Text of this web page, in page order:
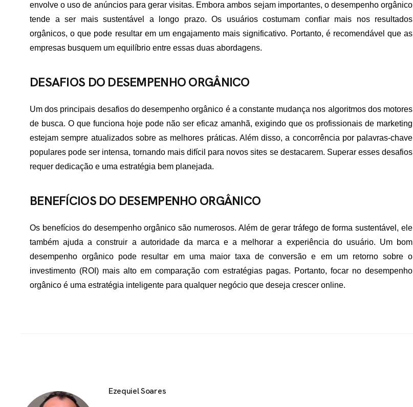
envolve o uso de anúncios para gerar visitas. Embora ambos sejam importantes, o desempenho orgânico
tende a ser mais sustentável a longo prazo. Os usuários costumam confiar mais nos resultados
orgânicos, o que pode resultar em um engajamento mais significativo. Portanto, é recomendável que as
empresas busquem um equilíbrio entre essas duas abordagens.
DESAFIOS DO DESEMPENHO ORGÂNICO
Um dos principais desafios do desempenho orgânico é a constante mudança nos algoritmos dos motores
de busca. O que funciona hoje pode não ser eficaz amanhã, exigindo que os profissionais de marketing
estejam sempre atualizados sobre as melhores práticas. Além disso, a concorrência por palavras-chave
populares pode ser intensa, tornando mais difícil para novos sites se destacarem. Superar esses desafios
requer dedicação e uma estratégia bem planejada.
BENEFÍCIOS DO DESEMPENHO ORGÂNICO
Os benefícios do desempenho orgânico são numerosos. Além de gerar tráfego de forma sustentável, ele
também ajuda a construir a autoridade da marca e a melhorar a experiência do usuário. Um bom
desempenho orgânico pode resultar em uma maior taxa de conversão e em um retorno sobre o
investimento (ROI) mais alto em comparação com estratégias pagas. Portanto, focar no desempenho
orgânico é uma estratégia inteligente para qualquer negócio que deseja crescer online.
Ezequiel Soares